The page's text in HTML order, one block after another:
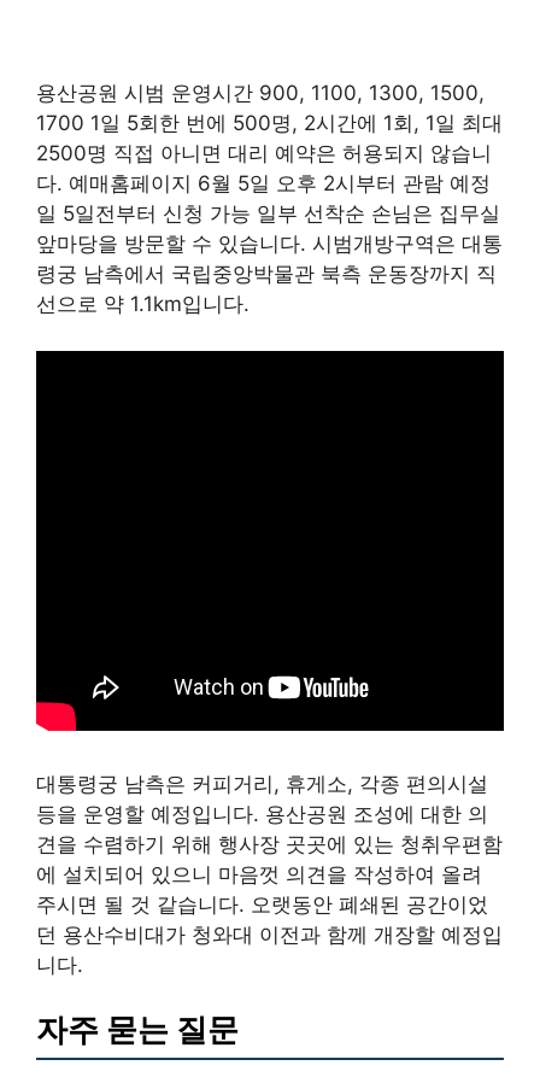
용산공원 시범 운영시간 900, 1100, 1300, 1500,
1700 1일 5회한 번에 500명, 2시간에 1회, 1일 최대
2500명 직접 아니면 대리 예약은 허용되지 않습니
다. 예매홈페이지 6월 5일 오후 2시부터 관람 예정
일 5일전부터 신청 가능 일부 선착순 손님은 집무실
앞마당을 방문할 수 있습니다. 시범개방구역은 대통
령궁 남측에서 국립중앙박물관 북측 운동장까지 직
선으로 약 1.1km입니다.
대통령궁 남측은 커피거리, 휴게소, 각종 편의시설
등을 운영할 예정입니다. 용산공원 조성에 대한 의
견을 수렴하기 위해 행사장 곳곳에 있는 청취우편함
에 설치되어 있으니 마음껏 의견을 작성하여 올려
주시면 될 것 같습니다. 오랫동안 폐쇄된 공간이었
던 용산수비대가 청와대 이전과 함께 개장할 예정입
니다.
자주 묻는 질문